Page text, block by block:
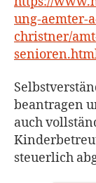
ung-aemter-
christner/
beantragen
auch
steuerlich